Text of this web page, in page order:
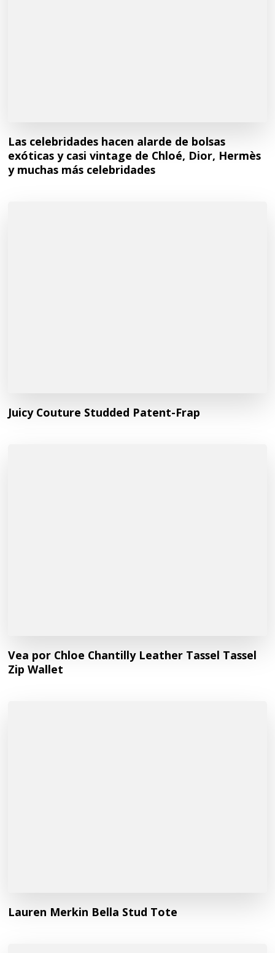
Las celebridades hacen alarde de bolsas
exóticas y casi vintage de Chloé, Dior, Hermès
y muchas más celebridades
Juicy Couture Studded Patent-Frap
Vea por Chloe Chantilly Leather Tassel Tassel
Zip Wallet
Lauren Merkin Bella Stud Tote